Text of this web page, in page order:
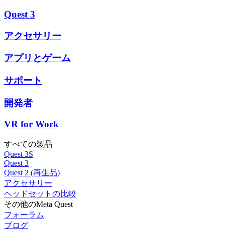
Quest 3
アクセサリー
アプリとゲーム
サポート
開発者
VR for Work
すべての製品
Quest 3S
Quest 3
Quest 2 (再生品)
アクセサリー
ヘッドセットの比較
その他のMeta Quest
フォーラム
ブログ